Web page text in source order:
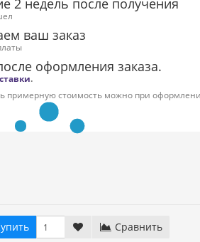
2 недель после получения
ваш заказ
оформления заказа.
.
примерную стоимость можно при
Сравнить